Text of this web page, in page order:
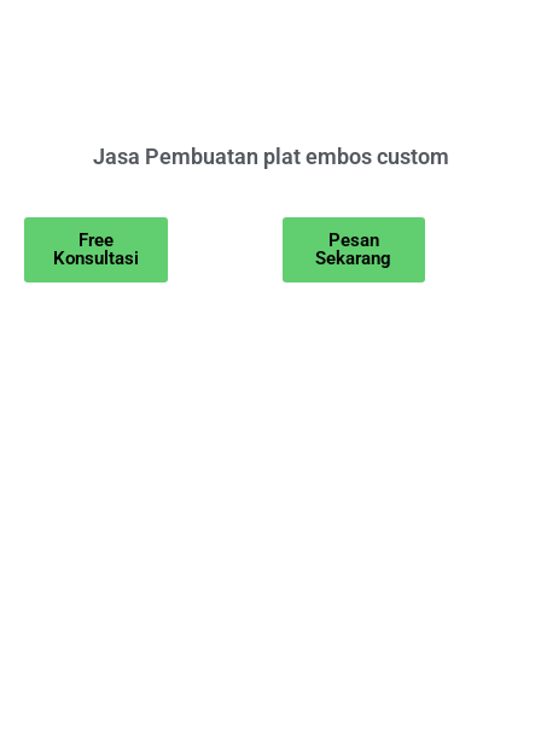
Jasa Pembuatan plat embos custom
Free
Konsultasi
Pesan
Sekarang